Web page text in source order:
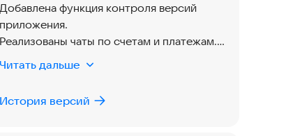
Добавлена функция контроля версий
приложения.
Реализованы чаты по счетам и платежам.
Введён новый раздел Security.
Исправлены ошибки, связанные с push-
Читать дальше
История версий